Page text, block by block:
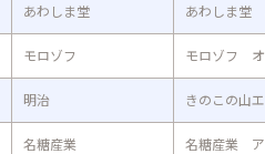
あわしま堂 あわしま堂
モロゾフ モロゾフ
明治 きのこの山
名糖産業 名糖産業 ア